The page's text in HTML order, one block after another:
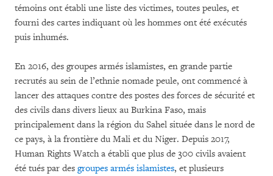
témoins ont établi une liste des victimes, toutes peules, et
fourni des cartes indiquant où les hommes ont été exécutés
puis inhumés.
En 2016, des groupes armés islamistes, en grande partie
recrutés au sein de l’ethnie nomade peule, ont commencé à
lancer des attaques contre des postes des forces de sécurité et
des civils dans divers lieux au Burkina Faso, mais
principalement dans la région du Sahel située dans le nord de
ce pays, à la frontière du Mali et du Niger. Depuis 2017,
Human Rights Watch a établi que plus de 300 civils avaient
été tués par des groupes armés islamistes, et plusieurs